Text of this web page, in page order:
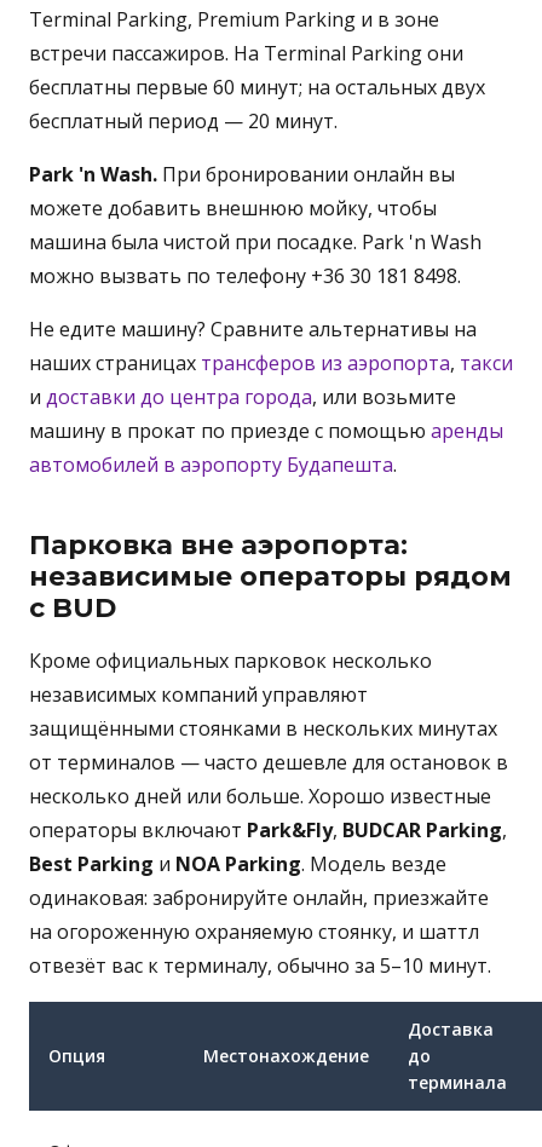
Terminal Parking, Premium Parking и в зоне
встречи пассажиров. На Terminal Parking они
бесплатны первые 60 минут; на остальных двух
бесплатный период — 20 минут.
Park 'n Wash. При бронировании онлайн вы
можете добавить внешнюю мойку, чтобы
машина была чистой при посадке. Park 'n Wash
можно вызвать по телефону +36 30 181 8498.
Не едите машину? Сравните альтернативы на
наших страницах трансферов из аэропорта, такси
и доставки до центра города, или возьмите
машину в прокат по приезде с помощью аренды
автомобилей в аэропорту Будапешта.
Парковка вне аэропорта:
независимые операторы рядом
с BUD
Кроме официальных парковок несколько
независимых компаний управляют
защищёнными стоянками в нескольких минутах
от терминалов — часто дешевле для остановок в
несколько дней или больше. Хорошо известные
операторы включают Park&Fly, BUDCAR Parking,
Best Parking и NOA Parking. Модель везде
одинаковая: забронируйте онлайн, приезжайте
на огороженную охраняемую стоянку, и шаттл
отвезёт вас к терминалу, обычно за 5–10 минут.
Опция Местонахождение
Доставка
до
терминала